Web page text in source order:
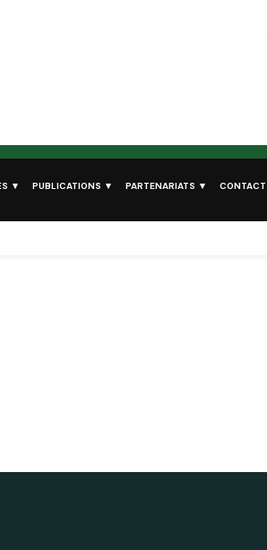
PUBLICATIONS PARTENARIATS CONTACT